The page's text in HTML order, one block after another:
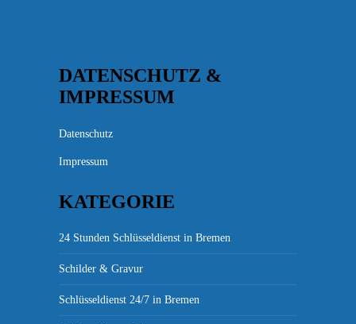
DATENSCHUTZ &
IMPRESSUM
Datenschutz
Impressum
KATEGORIE
24 Stunden Schlüsseldienst in Bremen
Schilder & Gravur
Schlüsseldienst 24/7 in Bremen